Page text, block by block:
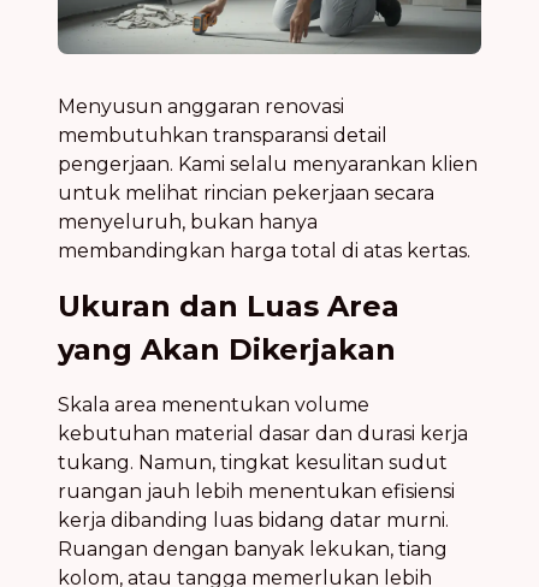
Menyusun anggaran renovasi
membutuhkan transparansi detail
pengerjaan. Kami selalu menyarankan klien
untuk melihat rincian pekerjaan secara
menyeluruh, bukan hanya
membandingkan harga total di atas kertas.
Ukuran dan Luas Area
yang Akan Dikerjakan
Skala area menentukan volume
kebutuhan material dasar dan durasi kerja
tukang. Namun, tingkat kesulitan sudut
ruangan jauh lebih menentukan efisiensi
kerja dibanding luas bidang datar murni.
Ruangan dengan banyak lekukan, tiang
kolom, atau tangga memerlukan lebih